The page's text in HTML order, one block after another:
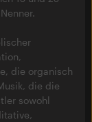
die organisch
die die
sowohl